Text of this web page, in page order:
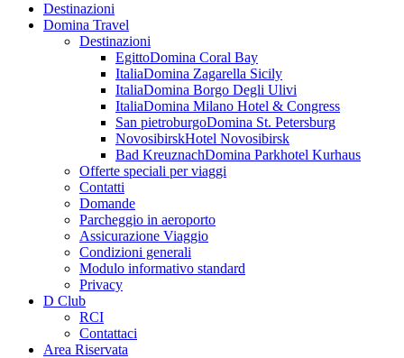
Destinazioni
Domina Travel
Destinazioni
EgittoDomina Coral Bay
ItaliaDomina Zagarella Sicily
ItaliaDomina Borgo Degli Ulivi
ItaliaDomina Milano Hotel & Congress
San pietroburgoDomina St. Petersburg
NovosibirskHotel Novosibirsk
Bad KreuznachDomina Parkhotel Kurhaus
Offerte speciali per viaggi
Contatti
Domande
Parcheggio in aeroporto
Assicurazione Viaggio
Condizioni generali
Modulo informativo standard
Privacy
D Club
RCI
Contattaci
Area Riservata